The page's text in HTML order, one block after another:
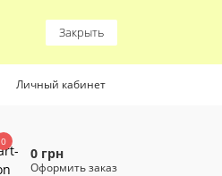
Закрыть
Личный кабинет
0
0 грн
Оформить заказ